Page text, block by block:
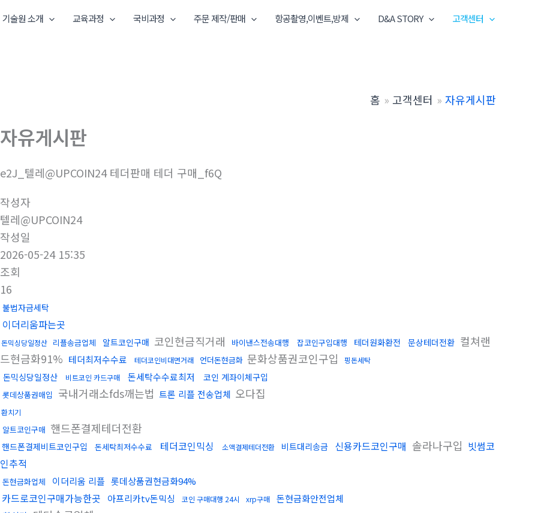
기술원 소개 교육과정 국비과정 주문 제작/판매 항공촬영,이벤트,방제 D&A STORY 고객센터
홈 고객센터 자유게시판
자유게시판
e2J_텔레@UPCOIN24 테더판매 테더 구매_f6Q
작성자
텔레@UPCOIN24
작성일
2026-05-24 15:35
조회
16
불법자금세탁
이더리움파는곳
돈믹싱당일정산 리플송금업체 알트코인구매 코인현금직거래 바이낸스전송대행 잡코인구입대행 테더원화환전 문상테더전환 컬쳐랜
드현금화91% 테더최저수수료 테더코인비대면거래 언더돈현금화 문화상품권코인구입 핑돈세탁
돈믹싱당일정산 비트코인 카드구매 돈세탁수수료최저 코인 계좌이체구입
롯데상품권매입 국내거래소fds깨는법 트론 리플 전송업체 오다집
환치기
알트코인구매 핸드폰결제테더전환
핸드폰결제비트코인구입 돈세탁최저수수료 테더코인믹싱 소액결제테더전환 비트대리송금 신용카드코인구매 솔라나구입 빗썸코
인추적
돈현금화업체 이더리움 리플 롯데상품권현금화94%
카드로코인구매가능한곳 아프리카tv돈믹싱 코인 구매대행 24시 xrp구매
돈현금화안전업체